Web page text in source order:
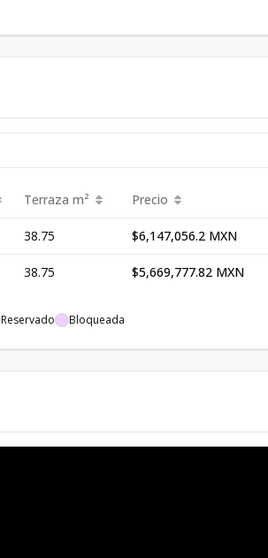
Terraza m² Precio
38.75 $6,147,056.2 MXN
38.75 $5,669,777.82 MXN
Reservado Bloqueada